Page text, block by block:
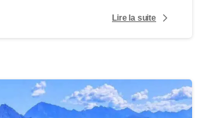
Lire la suite